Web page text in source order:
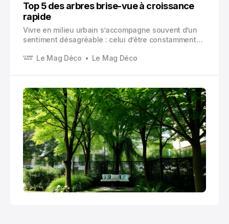
Top 5 des arbres brise-vue à croissance
rapide
Vivre en milieu urbain s’accompagne souvent d’un
sentiment désagréable : celui d’être constamment
Les arbres brise-vue à croissance rapide
votre tranquillité tout en créant des zones d’ombre.
Le Mag Déco Le Mag Déco